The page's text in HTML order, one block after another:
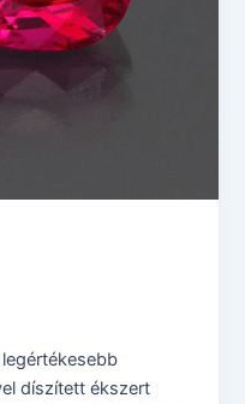
díszített ékszert